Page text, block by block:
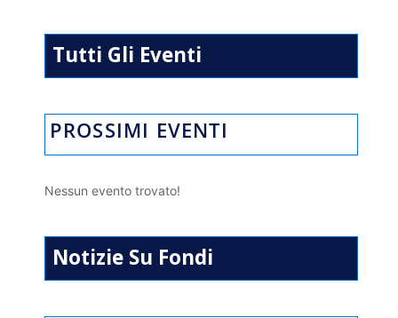
p
p
m o
k
di
Tutti Gli Eventi
PROSSIMI EVENTI
Nessun evento trovato!
Notizie Su Fondi